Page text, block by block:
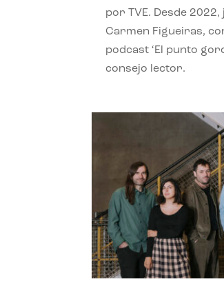
por TVE. Desde
Carmen Figueiras,
podcast ‘El punto
consejo lector.